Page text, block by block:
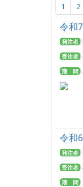
1 2
令和
発注者
受注者
期 間
令和
発注者
受注者
期 間